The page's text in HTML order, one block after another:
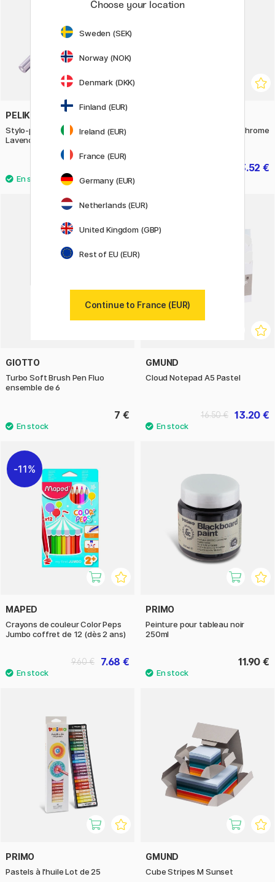
PELIKAN
Stylo-plume INEO Elements
Lavender Scent
IM Rituals Gradient Grey/Chrome
73.52 €
GIOTTO
Turbo Soft Brush Pen Fluo
ensemble de 6
7 €
GMUND
Cloud Notepad A5 Pastel
13.20 €
16.50 €
11%
MAPED
Crayons de couleur Color Peps
Jumbo coffret de 12 (dès 2 ans)
7.68 €
9.60 €
PRIMO
Peinture pour tableau noir
250ml
11.90 €
PRIMO
Pastels à l'huile Lot de 25
GMUND
Cube Stripes M Sunset
Choose your location
Sweden (SEK)
Norway (NOK)
Denmark (DKK)
Finland (EUR)
Ireland (EUR)
France (EUR)
Germany (EUR)
Netherlands (EUR)
United Kingdom (GBP)
Rest of EU (EUR)
Continue to France (EUR)